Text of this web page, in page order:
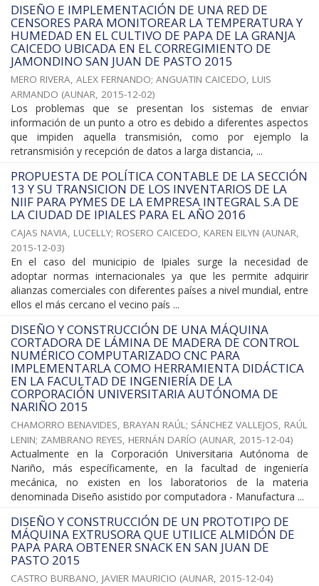
DISEÑO E IMPLEMENTACIÓN DE UNA RED DE
CENSORES PARA MONITOREAR LA TEMPERATURA Y
HUMEDAD EN EL CULTIVO DE PAPA DE LA GRANJA
CAICEDO UBICADA EN EL CORREGIMIENTO DE
JAMONDINO SAN JUAN DE PASTO 2015
MERO RIVERA, ALEX FERNANDO; ANGUATIN CAICEDO, LUIS
ARMANDO (AUNAR, 2015-12-02)
Los problemas que se presentan los sistemas de enviar
información de un punto a otro es debido a diferentes aspectos
que impiden aquella transmisión, como por ejemplo la
retransmisión y recepción de datos a larga distancia, ...
PROPUESTA DE POLÍTICA CONTABLE DE LA SECCIÓN
13 Y SU TRANSICION DE LOS INVENTARIOS DE LA
NIIF PARA PYMES DE LA EMPRESA INTEGRAL S.A DE
LA CIUDAD DE IPIALES PARA EL AÑO 2016
CAJAS NAVIA, LUCELLY; ROSERO CAICEDO, KAREN EILYN (AUNAR,
2015-12-03)
En el caso del municipio de Ipiales surge la necesidad de
adoptar normas internacionales ya que les permite adquirir
alianzas comerciales con diferentes países a nivel mundial, entre
ellos el más cercano el vecino país ...
DISEÑO Y CONSTRUCCIÓN DE UNA MÁQUINA
CORTADORA DE LÁMINA DE MADERA DE CONTROL
NUMÉRICO COMPUTARIZADO CNC PARA
IMPLEMENTARLA COMO HERRAMIENTA DIDÁCTICA
EN LA FACULTAD DE INGENIERÍA DE LA
CORPORACIÓN UNIVERSITARIA AUTÓNOMA DE
NARIÑO 2015
CHAMORRO BENAVIDES, BRAYAN RAÚL; SÁNCHEZ VALLEJOS, RAÚL
LENIN; ZAMBRANO REYES, HERNÁN DARÍO (AUNAR, 2015-12-04)
Actualmente en la Corporación Universitaria Autónoma de
Nariño, más específicamente, en la facultad de ingeniería
mecánica, no existen en los laboratorios de la materia
denominada Diseño asistido por computadora - Manufactura ...
DISEÑO Y CONSTRUCCIÓN DE UN PROTOTIPO DE
MÁQUINA EXTRUSORA QUE UTILICE ALMIDÓN DE
PAPA PARA OBTENER SNACK EN SAN JUAN DE
PASTO 2015
CASTRO BURBANO, JAVIER MAURICIO (AUNAR, 2015-12-04)